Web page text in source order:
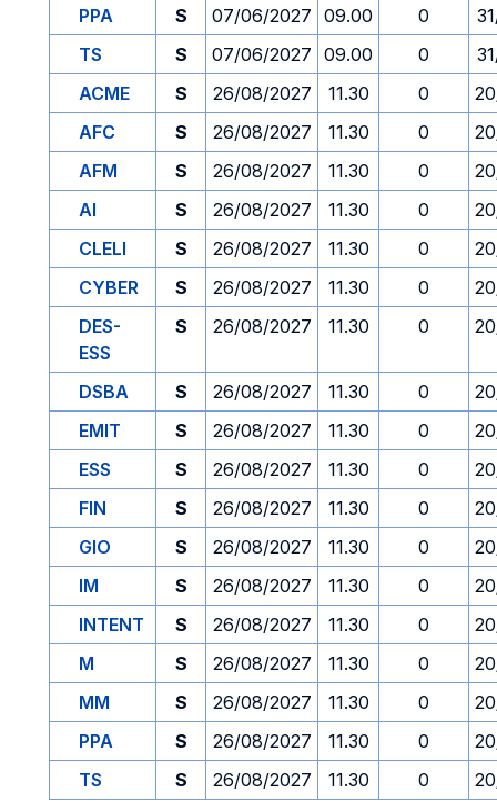
PPA S 07/06/2027 09.00 0
TS
S 07/06/2027 09.00 0
ACME
S 26/08/2027 11.30 0
AFC
S 26/08/2027 11.30 0
AFM
S 26/08/2027 11.30 0
AI
S 26/08/2027 11.30 0
CLELI
S 26/08/2027 11.30 0
CYBER
S 26/08/2027 11.30 0
DES-
ESS
S 26/08/2027 11.30 0
DSBA S 26/08/2027 11.30 0
EMIT
S 26/08/2027 11.30 0
ESS
S 26/08/2027 11.30 0
FIN
S 26/08/2027 11.30 0
GIO
S 26/08/2027 11.30 0
IM
S 26/08/2027 11.30 0
INTENT
S 26/08/2027 11.30 0
M
S 26/08/2027 11.30 0
MM
S 26/08/2027 11.30 0
PPA
S 26/08/2027 11.30 0
TS
S 26/08/2027 11.30 0